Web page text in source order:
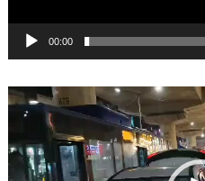
00:00
Video
Player